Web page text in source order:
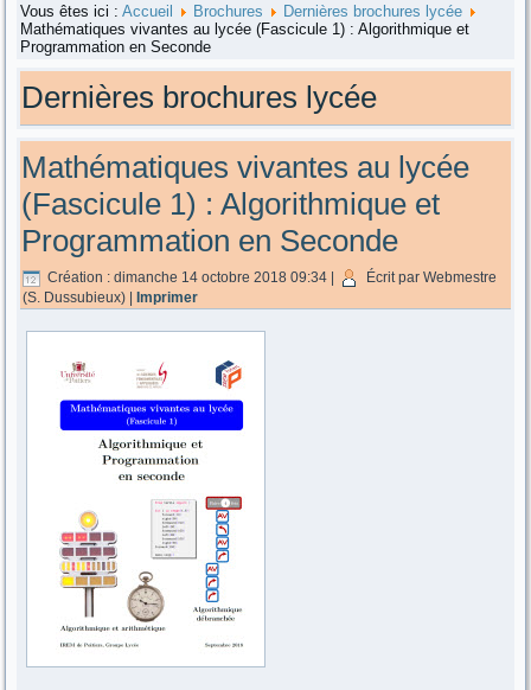
Vous êtes ici :Accueil Brochures
Dernières brochures lycée
Mathématiques vivantes au lycée (Fascicule 1) : Algorithmique et
Programmation en Seconde
Dernières brochures lycée
Mathématiques vivantes au lycée
(Fascicule 1) : Algorithmique et
Programmation en Seconde
Création : dimanche 14 octobre 2018 09:34 |
Écrit par Webmestre
(S. Dussubieux) |Imprimer